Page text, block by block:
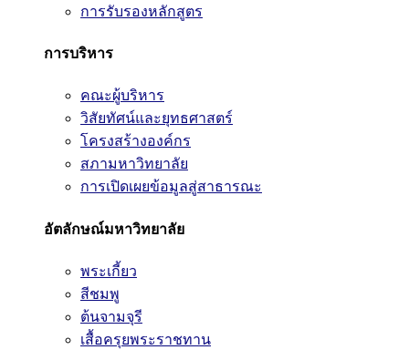
การรับรองหลักสูตร
การบริหาร
คณะผู้บริหาร
วิสัยทัศน์และยุทธศาสตร์
โครงสร้างองค์กร
สภามหาวิทยาลัย
การเปิดเผยข้อมูลสู่สาธารณะ
อัตลักษณ์มหาวิทยาลัย
พระเกี้ยว
สีชมพู
ต้นจามจุรี
เสื้อครุยพระราชทาน